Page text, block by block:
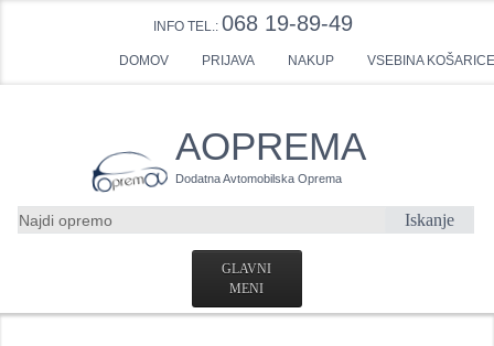
INFO TEL.: 068 19-89-49
DOMOV PRIJAVA NAKUP VSEBINA
AOPREMA
Dodatna Avtomobilska Oprema
Iskanje
GLAVNI
MENI